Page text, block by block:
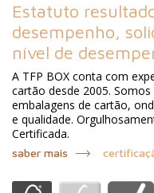
Estatuto
desempenho,
nível de
A TFP BOX conta com
cartão desde 2005.
embalagens de cartão,
e qualidade.
Certificada.
saber mais